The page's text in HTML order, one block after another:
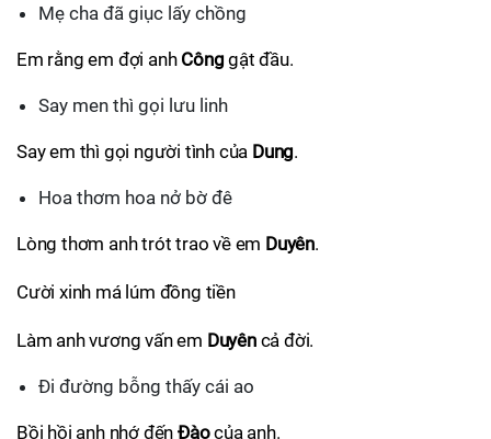
Mẹ cha đã giục lấy chồng
Em rằng em đợi anh Công gật đầu.
Say men thì gọi lưu linh
Say em thì gọi người tình của Dung.
Hoa thơm hoa nở bờ đê
Lòng thơm anh trót trao về em Duyên.
Cười xinh má lúm đồng tiền
Làm anh vương vấn em Duyêncả đời.
Đi đường bỗng thấy cái ao
Bồi hồi anh nhớ đến Đàocủa anh.